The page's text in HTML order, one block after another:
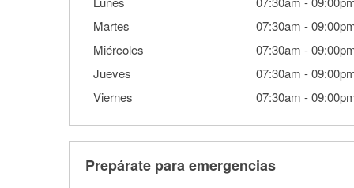
Martes
07:30am -
Miércoles
07:30am -
Jueves
07:30am -
Viernes
07:30am -
Prepárate para emergencias